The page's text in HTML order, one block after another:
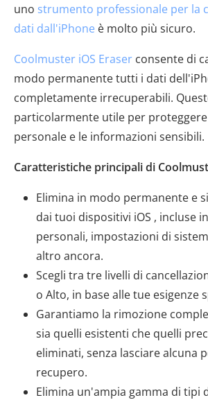
uno strumento professionale per la
dati dall'iPhone è molto più sicuro.
Coolmuster iOS Eraser consente di
modo permanente tutti i dati
completamente irrecuperabili.
particolarmente utile per
personale e le informazioni sensibili.
Caratteristiche principali di
Elimina in modo permanente e
dai tuoi dispositivi iOS , incluse
personali, impostazioni di
altro ancora.
Scegli tra tre livelli di
o Alto, in base alle tue esigenze
Garantiamo la rimozione
sia quelli esistenti che quelli
eliminati, senza lasciare alcuna
recupero.
Elimina un'ampia gamma di tipi